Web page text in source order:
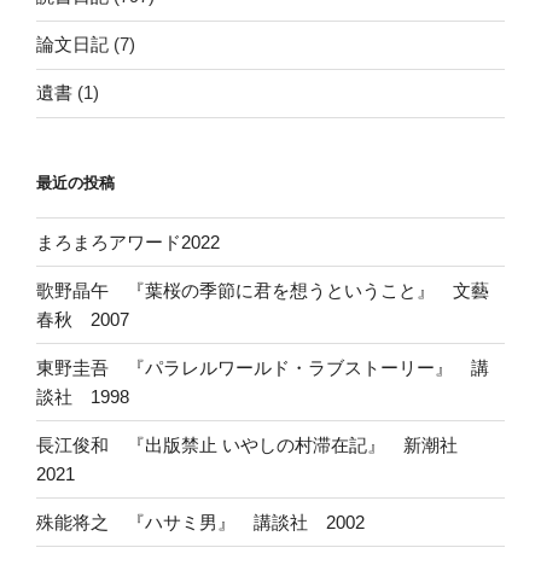
論文日記 (7)
遺書 (1)
最近の投稿
まろまろアワード2022
歌野晶午 『葉桜の季節に君を想うということ』 文藝
春秋 2007
東野圭吾 『パラレルワールド・ラブストーリー』 講
談社 1998
長江俊和 『出版禁止 いやしの村滞在記』 新潮社
2021
殊能将之 『ハサミ男』 講談社 2002